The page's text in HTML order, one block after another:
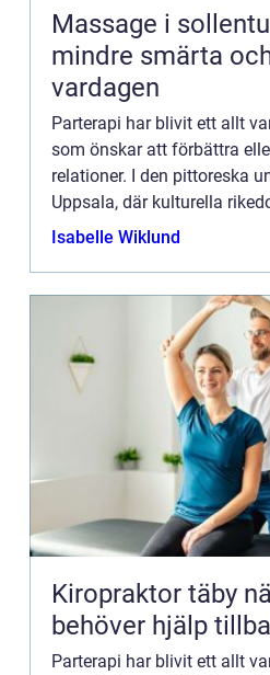
Massage i sollentuna en
mindre smärta
vardagen
Parterapi har blivit ett allt
som önskar att förbättra
relationer. I den pittoreska
Uppsala, där kulturella
även ett v&a...
Isabelle Wiklund
Kiropraktor täby när kroppen
behöver hjälp
Parterapi har blivit ett allt